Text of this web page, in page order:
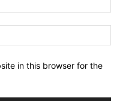
in this browser for the